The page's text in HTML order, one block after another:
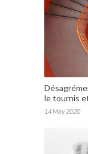
le tournis
14 May 2020